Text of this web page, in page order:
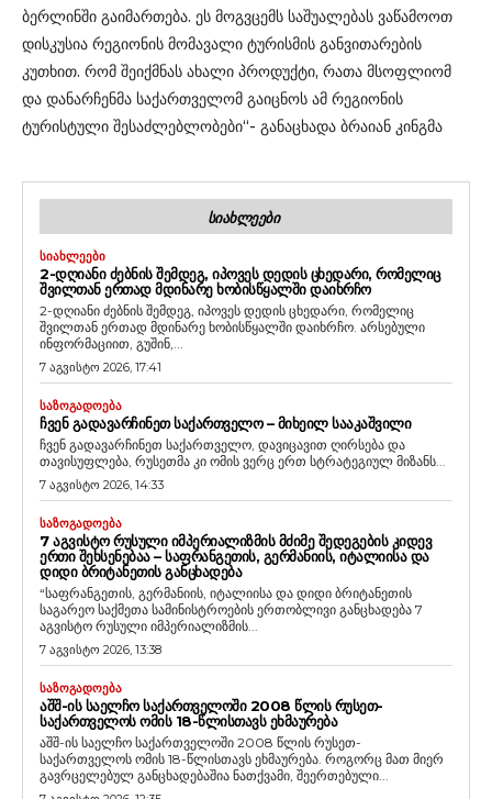
ბერლინში გაიმართება. ეს მოგვცემს საშუალებას ვაწამოოთ
დისკუსია რეგიონის მომავალი ტურისმის განვითარების
კუთხით. რომ შეიქმნას ახალი პროდუქტი, რათა მსოფლიომ
და დანარჩენმა საქართველომ გაიცნოს ამ რეგიონის
ტურისტული შესაძლებლობები“- განაცხადა ბრაიან კინგმა
ᲡᲘᲐᲮᲚᲔᲔᲑᲘ
ᲡᲘᲐᲮᲚᲔᲔᲑᲘ
2-ᲓᲦᲘᲐᲜᲘ ᲫᲔᲑᲜᲘᲡ ᲨᲔᲛᲓᲔᲒ, ᲘᲞᲝᲕᲔᲡ ᲓᲔᲓᲘᲡ ᲪᲮᲔᲓᲐᲠᲘ, ᲠᲝᲛᲔᲚᲘᲪ
ᲨᲕᲘᲚᲗᲐᲜ ᲔᲠᲗᲐᲓ ᲛᲓᲘᲜᲐᲠᲔ ᲮᲝᲑᲘᲡᲬᲧᲐᲚᲨᲘ ᲓᲐᲘᲮᲠᲩᲝ
2-დღიანი ძებნის შემდეგ, იპოვეს დედის ცხედარი, რომელიც
შვილთან ერთად მდინარე ხობისწყალში დაიხრჩო. არსებული
ინფორმაციით, გუშინ,...
7 აგვისტო 2026, 17:41
ᲡᲐᲖᲝᲒᲐᲓᲝᲔᲑᲐ
ᲩᲕᲔᲜ ᲒᲐᲓᲐᲕᲐᲠᲩᲘᲜᲔᲗ ᲡᲐᲥᲐᲠᲗᲕᲔᲚᲝ – ᲛᲘᲮᲔᲘᲚ ᲡᲐᲐᲙᲐᲨᲕᲘᲚᲘ
ჩვენ გადავარჩინეთ საქართველო, დავიცავით ღირსება და
თავისუფლება, რუსეთმა კი ომის ვერც ერთ სტრატეგიულ მიზანს...
7 აგვისტო 2026, 14:33
ᲡᲐᲖᲝᲒᲐᲓᲝᲔᲑᲐ
7 ᲐᲒᲕᲘᲡᲢᲝ ᲠᲣᲡᲣᲚᲘ ᲘᲛᲞᲔᲠᲘᲐᲚᲘᲖᲛᲘᲡ ᲛᲫᲘᲛᲔ ᲨᲔᲓᲔᲒᲔᲑᲘᲡ ᲙᲘᲓᲔᲕ
ᲔᲠᲗᲘ ᲨᲔᲮᲡᲔᲜᲔᲑᲐᲐ – ᲡᲐᲤᲠᲐᲜᲒᲔᲗᲘᲡ, ᲒᲔᲠᲛᲐᲜᲘᲘᲡ, ᲘᲢᲐᲚᲘᲘᲡᲐ ᲓᲐ
ᲓᲘᲓᲘ ᲑᲠᲘᲢᲐᲜᲔᲗᲘᲡ ᲒᲐᲜᲪᲮᲐᲓᲔᲑᲐ
“საფრანგეთის, გერმანიის, იტალიისა და დიდი ბრიტანეთის
საგარეო საქმეთა სამინისტროების ერთობლივი განცხადება 7
აგვისტო რუსული იმპერიალიზმის...
7 აგვისტო 2026, 13:38
ᲡᲐᲖᲝᲒᲐᲓᲝᲔᲑᲐ
ᲐᲨᲨ-ᲘᲡ ᲡᲐᲔᲚᲩᲝ ᲡᲐᲥᲐᲠᲗᲕᲔᲚᲝᲨᲘ 2008 ᲬᲚᲘᲡ ᲠᲣᲡᲔᲗ-
ᲡᲐᲥᲐᲠᲗᲕᲔᲚᲝᲡ ᲝᲛᲘᲡ 18-ᲬᲚᲘᲡᲗᲐᲕᲡ ᲔᲮᲛᲐᲣᲠᲔᲑᲐ
აშშ-ის საელჩო საქართველოში 2008 წლის რუსეთ-
საქართველოს ომის 18-წლისთავს ეხმაურება. როგორც მათ მიერ
გავრცელებულ განცხადებაშია ნათქვამი, შეერთებული...